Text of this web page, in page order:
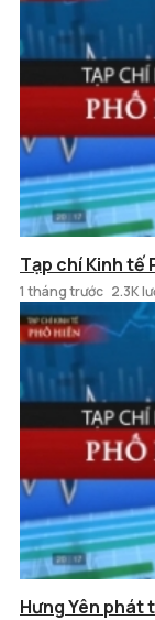
Tạp chí Kinh tế
1 tháng trước 2.3K
Hưng Yên phát